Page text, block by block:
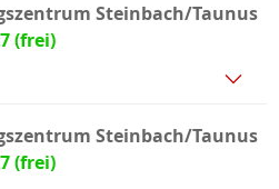
Steinbach/Taunus
Steinbach/Taunus